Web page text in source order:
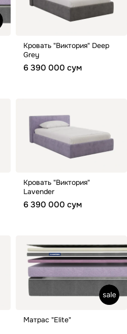
Кровать "Виктория" Deep
Grey
6 390 000 сум
Кровать "Виктория"
Lavender
6 390 000 сум
Матрас "Elite"